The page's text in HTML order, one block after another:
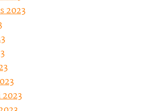
2023